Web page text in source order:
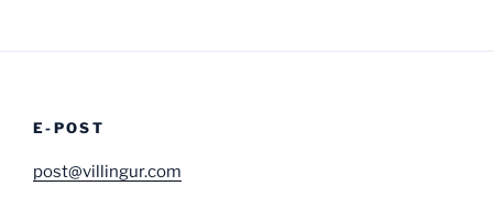
E-POST
post@villingur.com